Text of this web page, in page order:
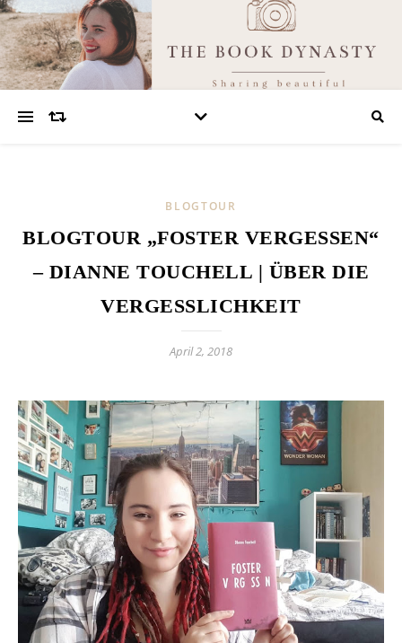
BLOGTOUR
BLOGTOUR „FOSTER VERGESSEN“
– DIANNE TOUCHELL | ÜBER DIE
VERGESSLICHKEIT
April 2, 2018